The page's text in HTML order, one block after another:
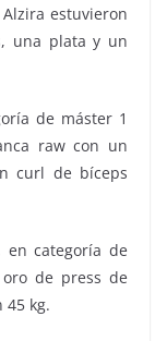
estuvieron
una plata y un
de máster 1
raw con un
curl de bíceps
en categoría de
de press de
45 kg.